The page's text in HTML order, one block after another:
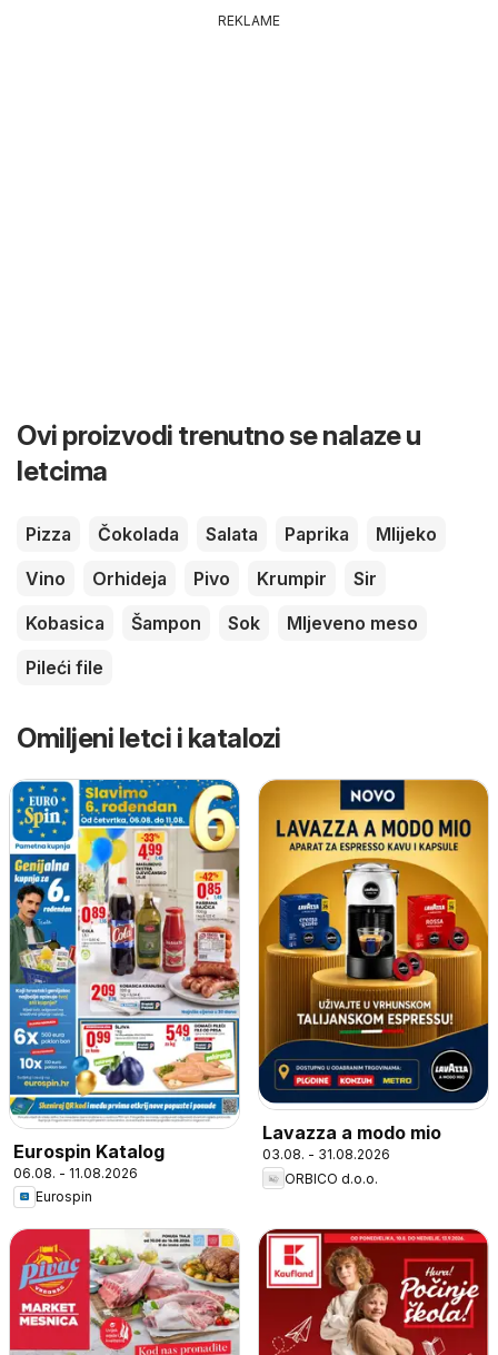
REKLAME
Ovi proizvodi trenutno se nalaze u
letcima
Pizza Čokolada Salata Paprika
Mlijeko
Vino
Orhideja Pivo Krumpir
Sir
Kobasica
Šampon Sok
Mljeveno meso
Pileći file
Omiljeni letci i katalozi
Eurospin Katalog
06.08. - 11.08.2026
Eurospin
Lavazza a modo mio
03.08. - 31.08.2026
ORBICO d.o.o.